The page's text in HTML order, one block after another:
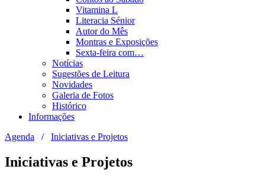
Vitamina L
Literacia Sénior
Autor do Mês
Montras e Exposições
Sexta-feira com…
Notícias
Sugestões de Leitura
Novidades
Galeria de Fotos
Histórico
Informações
Agenda
/ Iniciativas e Projetos
Iniciativas e Projetos